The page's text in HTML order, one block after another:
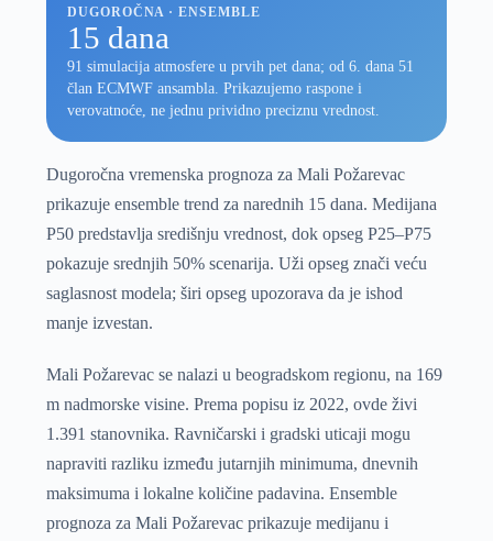
DUGOROČNA · ENSEMBLE
15 dana
91 simulacija atmosfere u prvih pet dana; od 6. dana 51
član ECMWF ansambla. Prikazujemo raspone i
verovatnoće, ne jednu prividno preciznu vrednost.
Dugoročna vremenska prognoza za Mali Požarevac
prikazuje ensemble trend za narednih 15 dana. Medijana
P50 predstavlja središnju vrednost, dok opseg P25–P75
pokazuje srednjih 50% scenarija. Uži opseg znači veću
saglasnost modela; širi opseg upozorava da je ishod
manje izvestan.
Mali Požarevac se nalazi u beogradskom regionu, na 169
m nadmorske visine. Prema popisu iz 2022, ovde živi
1.391 stanovnika. Ravničarski i gradski uticaji mogu
napraviti razliku između jutarnjih minimuma, dnevnih
maksimuma i lokalne količine padavina. Ensemble
prognoza za Mali Požarevac prikazuje medijanu i